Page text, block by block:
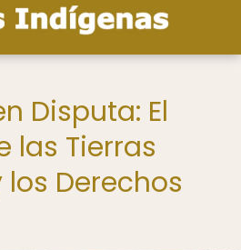
Disputa: El
las Tierras
Derechos